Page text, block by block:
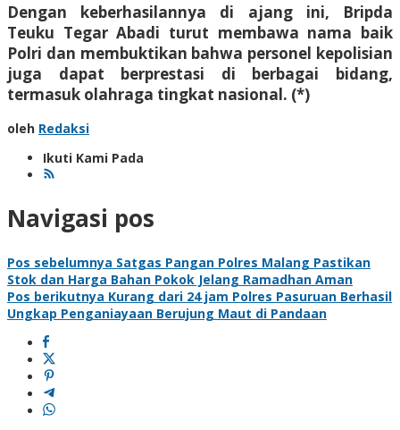
Dengan keberhasilannya di ajang ini, Bripda
Teuku Tegar Abadi turut membawa nama baik
Polri dan membuktikan bahwa personel kepolisian
juga dapat berprestasi di berbagai bidang,
termasuk olahraga tingkat nasional. (*)
oleh Redaksi
Ikuti Kami Pada
Navigasi pos
Pos sebelumnya Satgas Pangan Polres Malang Pastikan
Stok dan Harga Bahan Pokok Jelang Ramadhan Aman
Pos berikutnya Kurang dari 24 jam Polres Pasuruan Berhasil
Ungkap Penganiayaan Berujung Maut di Pandaan